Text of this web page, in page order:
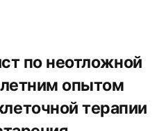
по неотложной
опытом
терапии